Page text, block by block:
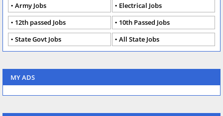
Army Jobs
Electrical Jobs
12th passed Jobs
10th Passed Jobs
State Govt Jobs
All State Jobs
MY ADS